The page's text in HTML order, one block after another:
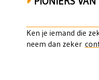
Ken je iemand die
neem dan zeker